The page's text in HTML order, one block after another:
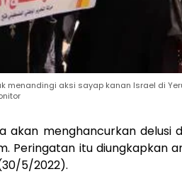
menandingi aksi sayap kanan Israel di
akan menghancurkan delusi
Peringatan itu diungkapkan
5/2022).